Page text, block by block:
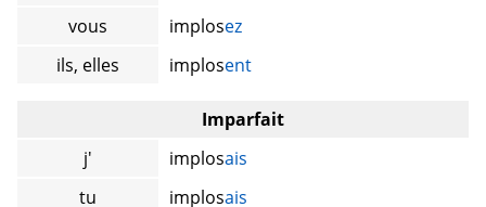
vous
implosez
ils, elles
implosent
Imparfait
j'
implosais
tu
implosais